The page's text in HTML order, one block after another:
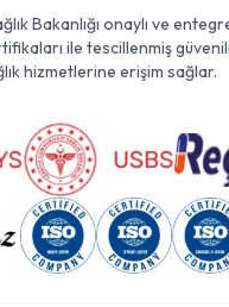
Bakanlığı onaylı ve
ile tescillenmiş
hizmetlerine erişim sağlar.